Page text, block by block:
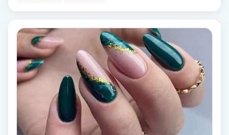
Naglar borttagning
Naglar reparation
Navelpiercing